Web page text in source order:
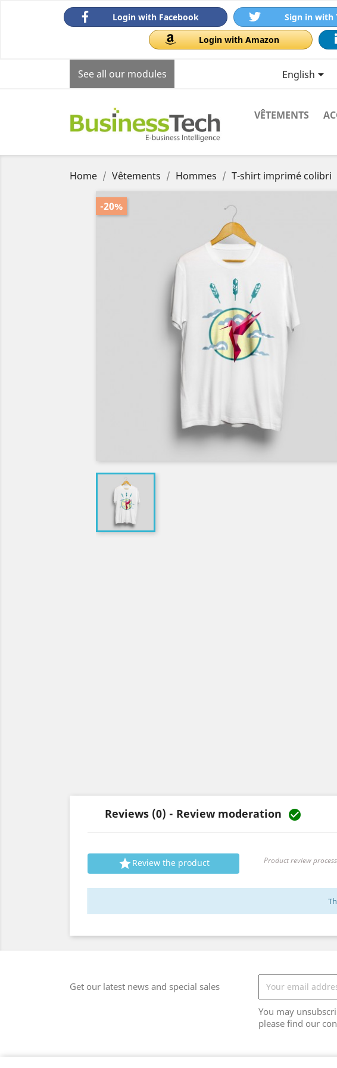
Login with Facebook Sign in with
Login with Amazon
See all our modules English
VÊTEMENTS
Home Vêtements Hommes T-shirt imprimé colibri
-20%
Reviews (0) - Review moderation 
Review the product Product review
Get our latest news and special sales
You may
please find our